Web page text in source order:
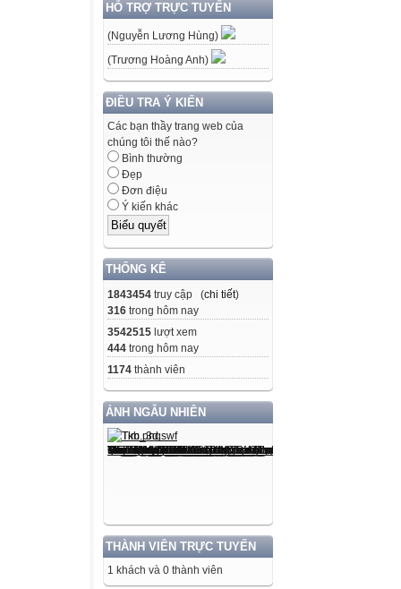
HỖ TRỢ TRỰC TUYẾN
(Nguyễn Lương Hùng)
(Trương Hoàng Anh)
ĐIỀU TRA Ý KIẾN
Các bạn thầy trang web của
chúng tôi thế nào?
Bình thường
Đẹp
Đơn điệu
Ý kiến khác
THỐNG KÊ
1843454 truy cập (chi tiết)
316 trong hôm nay
3542515 lượt xem
444 trong hôm nay
1174 thành viên
ẢNH NGẪU NHIÊN
THÀNH VIÊN TRỰC TUYẾN
1 khách và 0 thành viên